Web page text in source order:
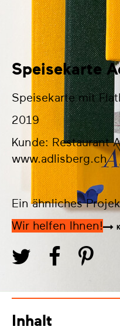
Speisekarte
Speisekarte mit
2019
Kunde: Restaurant
www.adlisberg.ch
Ein ähnliches
Wir helfen Ihnen!
Inhalt